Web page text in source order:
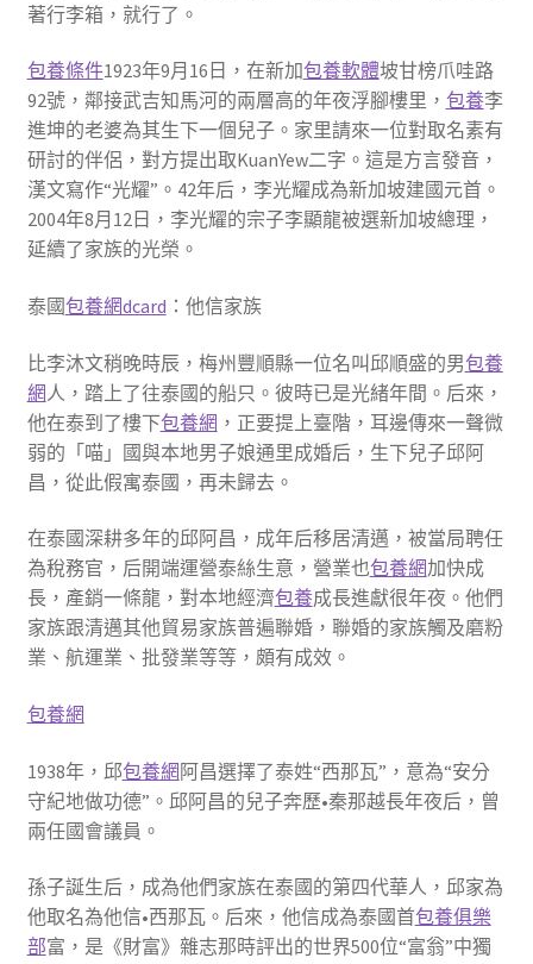
著行李箱，就行了。
包養條件1923年9月16日，在新加包養軟體坡甘榜爪哇路
92號，鄰接武吉知馬河的兩層高的年夜浮腳樓里， 包養李
進坤的老婆為其生下一個兒子。家里請來一位對取名素有
研討的伴侶，對方提出取KuanYew二字。這是方言發音，
漢文寫作“光耀”。42年后，李光耀成為新加坡建國元首。
2004年8月12日，李光耀的宗子李顯龍被選新加坡總理，
延續了家族的光榮。
泰國包養網dcard ：他信家族
比李沐文稍晚時辰，梅州豐順縣一位名叫邱順盛的男包養
網人，踏上了往泰國的船只。彼時已是光緒年間。后來，
他在泰到了樓下包養網 ，正要提上臺階，耳邊傳來一聲微
弱的「喵」國與本地男子娘通里成婚后，生下兒子邱阿
昌，從此假寓泰國，再未歸去。
在泰國深耕多年的邱阿昌，成年后移居清邁，被當局聘任
為稅務官，后開端運營泰絲生意，營業也包養網加快成
長，產銷一條龍，對本地經濟包養成長進獻很年夜。他們
家族跟清邁其他貿易家族普遍聯婚，聯婚的家族觸及磨粉
業、航運業、批發業等等，頗有成效。
包養網
1938年，邱包養網阿昌選擇了泰姓“西那瓦”，意為“安分
守紀地做功德”。邱阿昌的兒子奔歷•秦那越長年夜后，曾
兩任國會議員。
孫子誕生后，成為他們家族在泰國的第四代華人，邱家為
他取名為他信•西那瓦。后來，他信成為泰國首包養俱樂
部富，是《財富》雜志那時評出的世界500位“富翁”中獨